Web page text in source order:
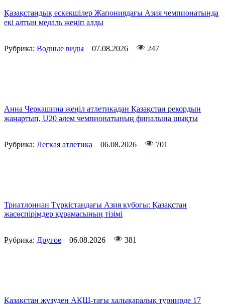
Қазақстандық ескекшілер Жапониядағы Азия чемпионатында
екі алтын медаль жеңіп алды
Рубрика: Водные виды 07.08.2026 247
Анна Черкашина жеңіл атлетикадан Қазақстан рекордын
жаңартып, U20 әлем чемпионатының финалына шықты
Рубрика: Легкая атлетика 06.08.2026 701
Триатлоннан Түркістандағы Азия кубогы: Қазақстан
жасөспірімдер құрамасының тізімі
Рубрика: Другое 06.08.2026 381
Қазақстан жүзуден АҚШ-тағы халықаралық турнирде 17